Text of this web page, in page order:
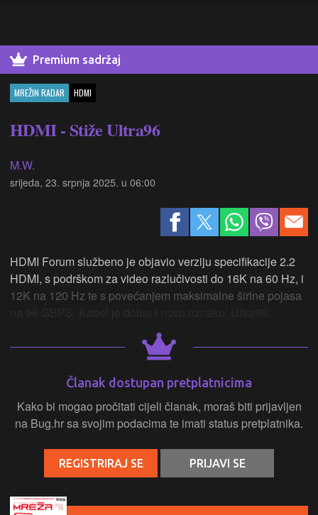
Premium sadržaj
MREŽIN RADAR HDMI
HDMI - Stiže Ultra96
M.W.
srijeda, 23. srpnja 2025. u 06:00
HDMI Forum službeno je objavio verziju specifikacije 2.2
HDMI, s podrškom za video razlučivosti do 16K na 60 Hz, i
12K na 120 Hz te s povećanjem maksimalne širine pojasa
Članak dostupan pretplatnicima
Kako bi mogao pročitati cijeli članak, moraš biti prijavljen
na Bug.hr sa svojim podacima te imati status pretplatnika.
REGISTRIRAJ SE PRIJAVI SE